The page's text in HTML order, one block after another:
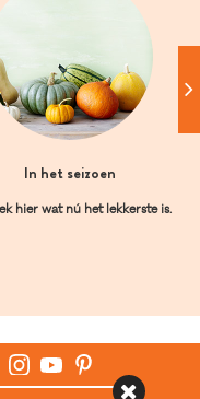
In het seizoen
hier wat nú het lekkerste is.